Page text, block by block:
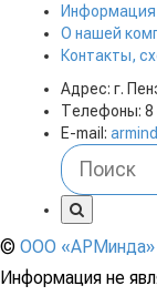
Информация
О нашей
Контакты,
Адрес: г.
Телефоны: 8
E-mail:
© ООО «АРМинда»
Информация не